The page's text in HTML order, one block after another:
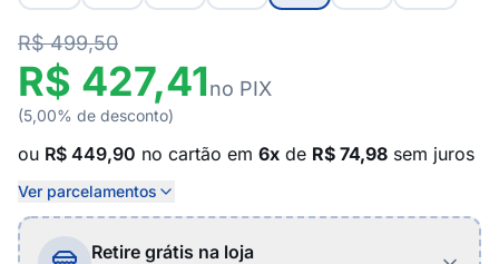
R$ 499,50
R$ 427,41no PIX
(5,00% de desconto)
ou R$ 449,90 no cartão em 6x de R$ 74,98 sem juros
Ver parcelamentos
Retire grátis na loja